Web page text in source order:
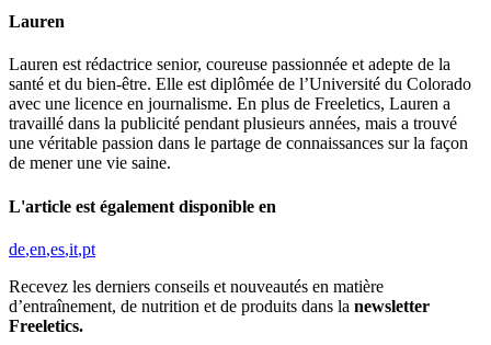
Lauren
Lauren est rédactrice senior, coureuse passionnée et adepte de la
santé et du bien-être. Elle est diplômée de l’Université du Colorado
avec une licence en journalisme. En plus de Freeletics, Lauren a
travaillé dans la publicité pendant plusieurs années, mais a trouvé
une véritable passion dans le partage de connaissances sur la façon
de mener une vie saine.
L'article est également disponible en
de en es it pt
Recevez les derniers conseils et nouveautés en matière
d’entraînement, de nutrition et de produits dans la newsletter
Freeletics.